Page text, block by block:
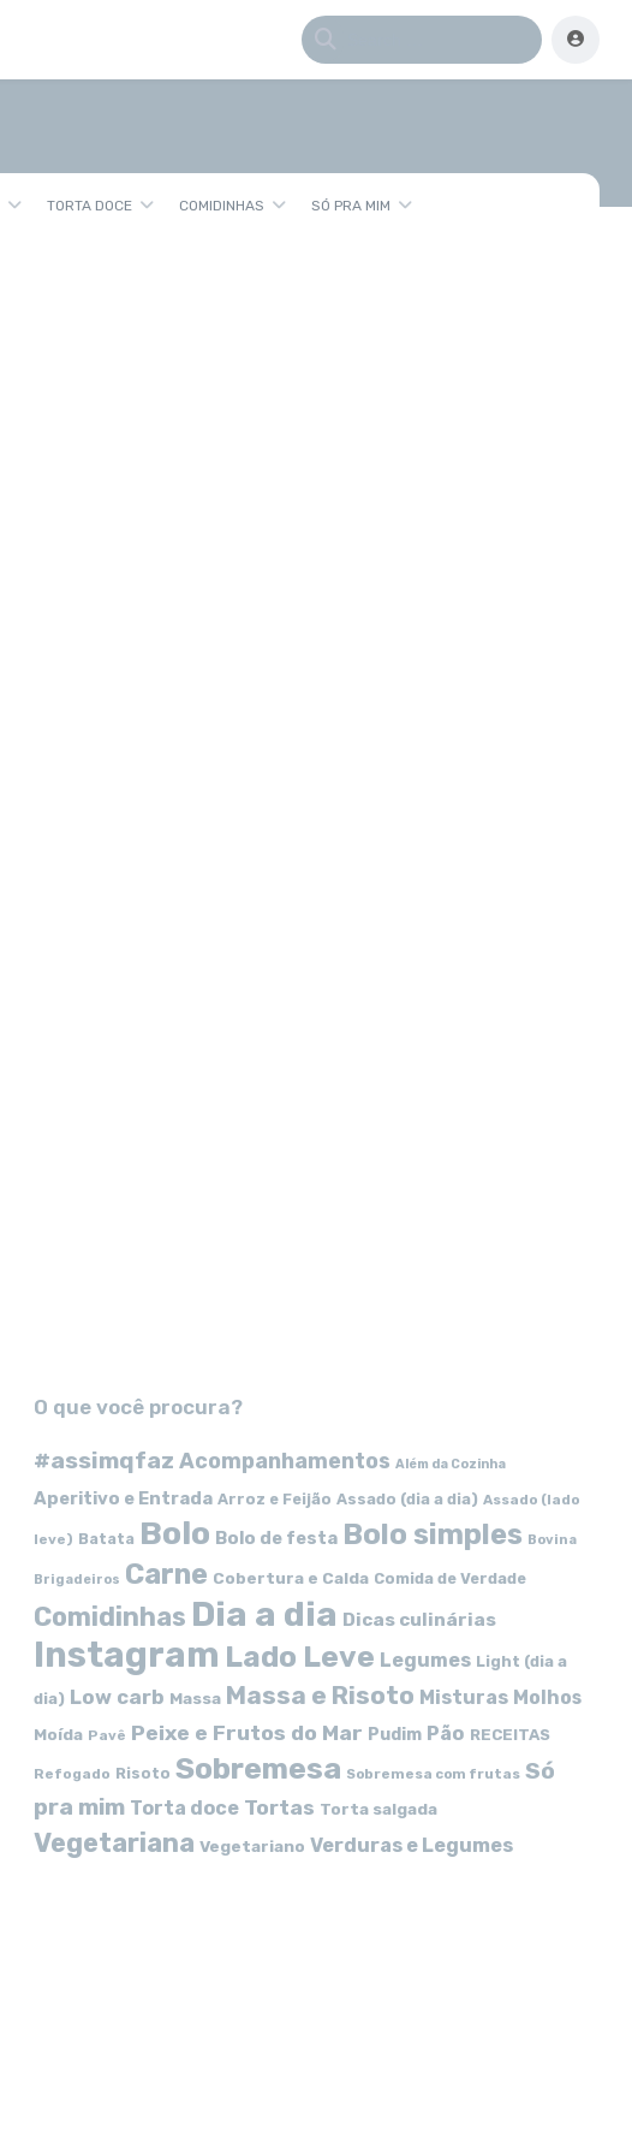
TORTA DOCE COMIDINHAS SÓ PRA MIM
O que você procura?
#assimqfaz Acompanhamentos Além da Cozinha
Aperitivo e Entrada Arroz e Feijão Assado (dia a dia) Assado (lado
leve) Batata Bolo Bolo de festa Bolo simples Bovina
Brigadeiros Carne Cobertura e Calda Comida de Verdade
Comidinhas Dia a dia Dicas culinárias
Instagram Lado Leve Legumes Light (dia a
dia) Low carb Massa Massa e Risoto Misturas Molhos
Moída Pavê Peixe e Frutos do Mar Pudim Pão RECEITAS
Refogado Risoto Sobremesa Sobremesa com frutas Só
pra mim Torta doce Tortas Torta salgada
Vegetariana Vegetariano Verduras e Legumes